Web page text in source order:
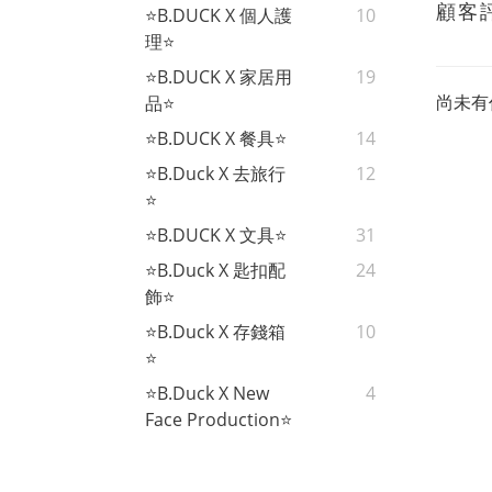
⭐B.DUCK X 個人護
理⭐
10
⭐B.DUCK X 家居用
品⭐
19
⭐B.DUCK X 餐具⭐
14
⭐B.Duck X 去旅行
⭐
12
⭐B.DUCK X 文具⭐
31
⭐B.Duck X 匙扣配
飾⭐
24
⭐B.Duck X 存錢箱
⭐
10
⭐B.Duck X New
Face Production⭐
4
顧客
尚未